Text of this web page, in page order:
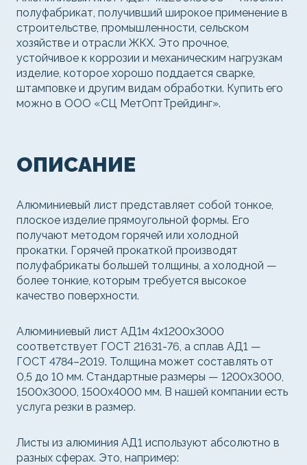
полуфабрикат, получивший широкое применение в
строительстве, промышленности, сельском
хозяйстве и отрасли ЖКХ. Это прочное,
устойчивое к коррозии и механическим нагрузкам
изделие, которое хорошо поддается сварке,
штамповке и другим видам обработки. Купить его
можно в ООО «СЦ МетОптТрейдинг».
ОПИСАНИЕ
Алюминиевый лист представляет собой тонкое,
плоское изделие прямоугольной формы. Его
получают методом горячей или холодной
прокатки. Горячей прокаткой производят
полуфабрикаты большей толщины, а холодной —
более тонкие, которым требуется высокое
качество поверхности.
Алюминиевый лист АД1м 4х1200х3000
соответствует ГОСТ 21631-76, а сплав АД1 —
ГОСТ 4784–2019. Толщина может составлять от
0,5 до 10 мм. Стандартные размеры — 1200x3000,
1500x3000, 1500x4000 мм. В нашей компании есть
услуга резки в размер.
Листы из алюминия АД1 используют абсолютно в
разных сферах. Это, например: